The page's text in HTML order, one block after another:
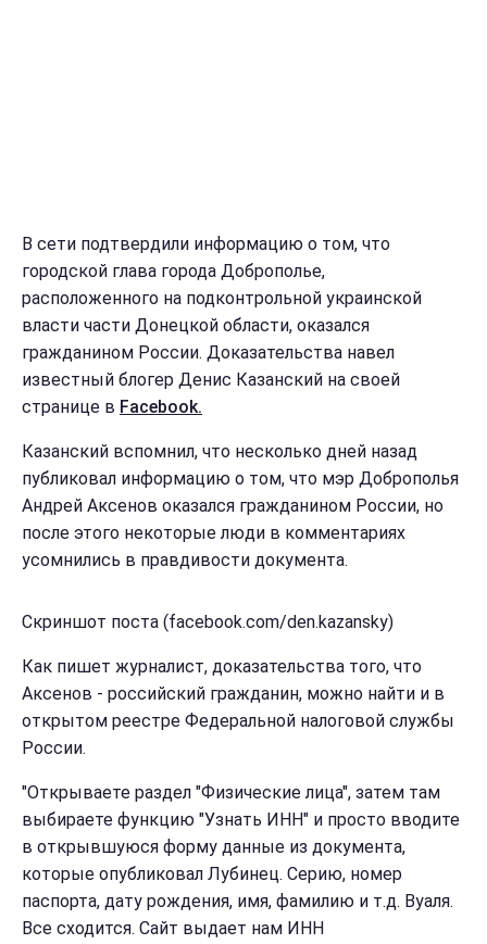
В сети подтвердили информацию о том, что
городской глава города Доброполье,
расположенного на подконтрольной украинской
власти части Донецкой области, оказался
гражданином России. Доказательства навел
известный блогер Денис Казанский на своей
странице в Facebook.
Казанский вспомнил, что несколько дней назад
публиковал информацию о том, что мэр Доброполья
Андрей Аксенов оказался гражданином России, но
после этого некоторые люди в комментариях
усомнились в правдивости документа.
Скриншот поста (facebook.com/den.kazansky)
Как пишет журналист, доказательства того, что
Аксенов - российский гражданин, можно найти и в
открытом реестре Федеральной налоговой службы
России.
"Открываете раздел "Физические лица", затем там
выбираете функцию "Узнать ИНН" и просто вводите
в открывшуюся форму данные из документа,
которые опубликовал Лубинец. Серию, номер
паспорта, дату рождения, имя, фамилию и т.д. Вуаля.
Все сходится. Сайт выдает нам ИНН